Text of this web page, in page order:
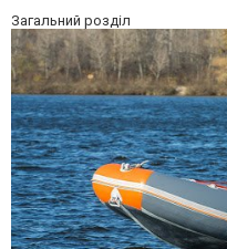
Загальний розділ